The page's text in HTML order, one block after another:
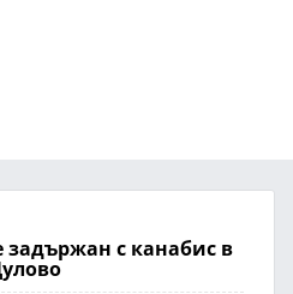
с канабис в